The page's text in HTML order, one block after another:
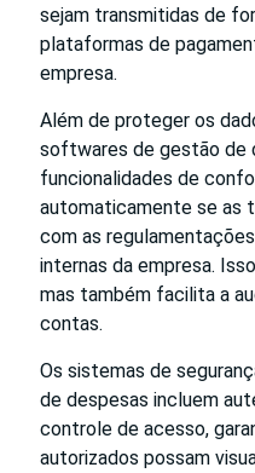
sejam transmitidas de
plataformas de
empresa.
Além de proteger os
softwares de gestão de
funcionalidades de
automaticamente se as
com as
internas da empresa.
mas também facilita a
contas.
Os sistemas de
de despesas incluem
controle de acesso,
autorizados possam